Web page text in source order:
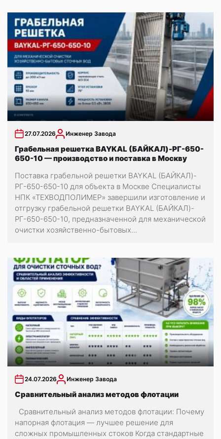
27.07.2026 Инженер Завода
Грабельная решетка BAYKAL (БАЙКАЛ)-РГ-650-
650-10 — производство и поставка в Москву
Поставка грабельной решетки BAYKAL (БАЙКАЛ)-
РГ-650-650-10 для объекта в Москве Специалисты
НПК «ТЕХВОДПОЛИМЕР» завершили изготовление и
отгрузку грабельной решетки BAYKAL (БАЙКАЛ)-
РГ-650-650-10, предназначенной для механической
очистки хозяйственно-бытовых...
24.07.2026 Инженер Завода
Сравнительный анализ методов флотации
Сравнительный анализ методов флотации: Почему
напорная флотация — лучшее решение для
сложных промышленных стоков Когда стандартные